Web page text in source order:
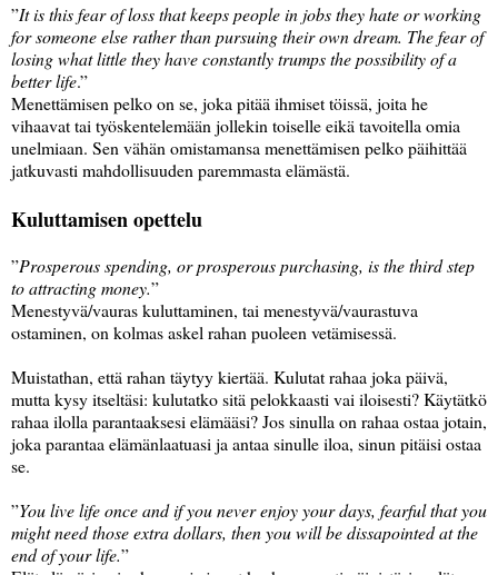
”It is this fear of loss that keeps people in jobs they hate or working
for someone else rather than pursuing their own dream. The fear of
losing what little they have constantly trumps the possibility of a
better life.”
Menettämisen pelko on se, joka pitää ihmiset töissä, joita he
vihaavat tai työskentelemään jollekin toiselle eikä tavoitella omia
unelmiaan. Sen vähän omistamansa menettämisen pelko päihittää
jatkuvasti mahdollisuuden paremmasta elämästä.
Kuluttamisen opettelu
”Prosperous spending, or prosperous purchasing, is the third step
to attracting money.”
Menestyvä/vauras kuluttaminen, tai menestyvä/vaurastuva
ostaminen, on kolmas askel rahan puoleen vetämisessä.
Muistathan, että rahan täytyy kiertää. Kulutat rahaa joka päivä,
mutta kysy itseltäsi: kulutatko sitä pelokkaasti vai iloisesti? Käytätkö
rahaa ilolla parantaaksesi elämääsi? Jos sinulla on rahaa ostaa jotain,
joka parantaa elämänlaatuasi ja antaa sinulle iloa, sinun pitäisi ostaa
se.
”You live life once and if you never enjoy your days, fearful that you
might need those extra dollars, then you will be dissapointed at the
end of your life.”